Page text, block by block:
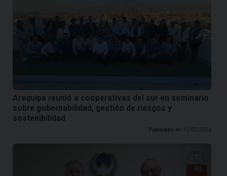
Arequipa reunió a cooperativas del sur en seminario
sobre gobernabilidad, gestión de riesgos y
sostenibilidad
Publicado el: 15/07/2026